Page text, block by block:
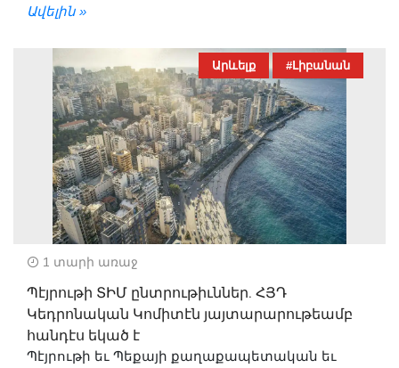
Ավելին »
Արևելք #Լիբանան
1 տարի առաջ
Պէյրութի ՏԻՄ ընտրութիւններ. ՀՅԴ
Կեդրոնական Կոմիտէն յայտարարութեամբ
հանդէս եկած է
Պէյրութի եւ Պեքայի քաղաքապետական եւ